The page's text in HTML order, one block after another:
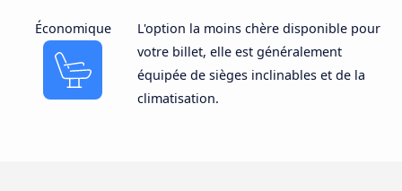
Économique
L'option la moins chère disponible pour
votre billet, elle est généralement
équipée de sièges inclinables et de la
climatisation.